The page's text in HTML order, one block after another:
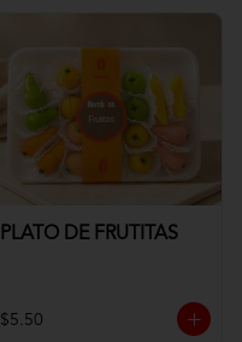
PLATO DE FRUTITAS
$5.50